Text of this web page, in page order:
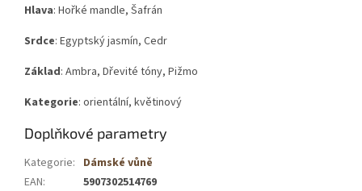
Hlava: Hořké mandle, Šafrán
Srdce: Egyptský jasmín, Cedr
Základ: Ambra, Dřevité tóny, Pižmo
Kategorie: orientální, květinový
Doplňkové parametry
Kategorie: Dámské vůně
EAN:
5907302514769